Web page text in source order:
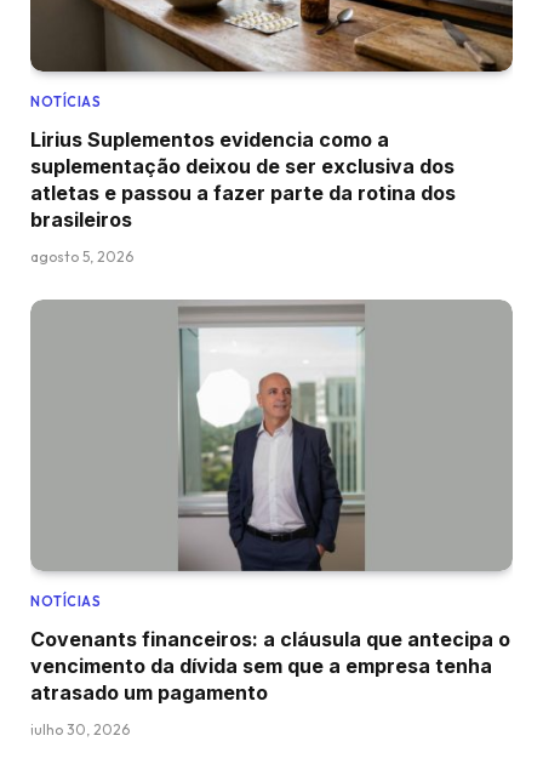
NOTÍCIAS
Lirius Suplementos evidencia como a
suplementação deixou de ser exclusiva dos
atletas e passou a fazer parte da rotina dos
brasileiros
agosto 5, 2026
NOTÍCIAS
Covenants financeiros: a cláusula que antecipa o
vencimento da dívida sem que a empresa tenha
atrasado um pagamento
julho 30, 2026